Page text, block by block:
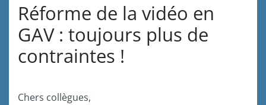
Réforme de la vidéo en
GAV : toujours plus de
contraintes !
Chers collègues,